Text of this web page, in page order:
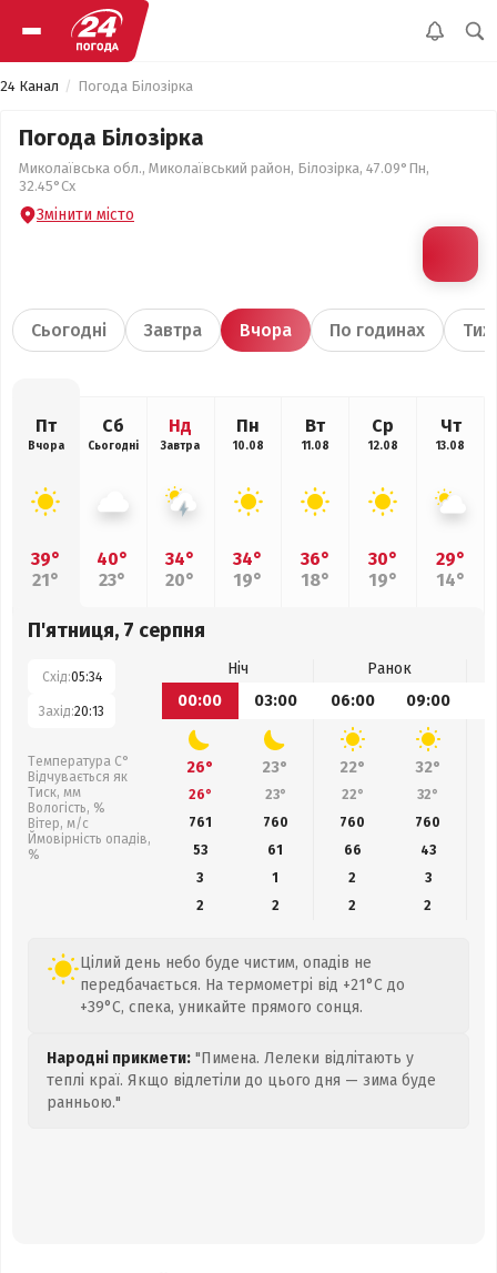
24 Канал Погода Білозірка
Погода Білозірка
Миколаївська обл., Миколаївський район, Білозірка, 47.09°Пн,
32.45°Сх
Змінити місто
Сьогодні Завтра Вчора По годинах
Пт
Вчора
39°
21°
Сб
Сьогодні
40°
23°
Нд
Завтра
34°
20°
Пн
10.08
34°
19°
Вт
11.08
36°
18°
Ср
12.08
30°
19°
Чт
13.08
29°
14°
П'ятниця, 7 серпня
Схід:05:34
Захід:20:13
Температура С°
Відчувається як
Тиск, мм
Вологість, %
Вітер, м/с
Ймовірність опадів,
%
Ніч
Ранок
00:00
03:00 06:00 09:00
26° 23° 22° 32°
26° 23° 22° 32°
761
760 760 760
53
61 66 43
3
1 2
3
2
2 2 2
Цілий день небо буде чистим, опадів не
передбачається. На термометрі від +21°C до
+39°C, спека, уникайте прямого сонця.
Народні прикмети: "Пимена. Лелеки відлітають у
теплі краї. Якщо відлетіли до цього дня — зима буде
ранньою."